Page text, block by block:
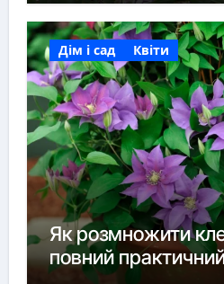
Дім і сад Квіти
Як розмножити
повний практичний